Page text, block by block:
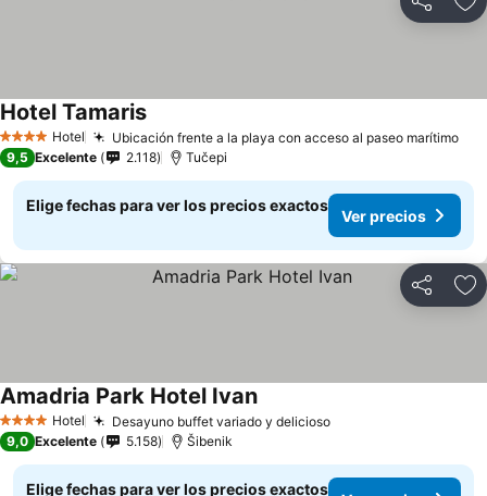
Compartir
4 EstrellasHotel Ubicación frente a la playa con acceso al paseo marítimo
Hotel Tamaris
9,5 Excelente 2.118 Tučepi
Elige fechas para ver los precios exactos
Ver precios
Compartir
4 EstrellasHotel Desayuno buffet variado y delicioso
Amadria Park Hotel Ivan
9,0 Excelente 5.158 Šibenik
Elige fechas para ver los precios exactos